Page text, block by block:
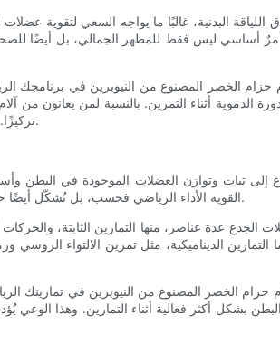
اللياقة البدنية، غالبًا ما يواجه السعي لتقوية
أساسي ليس فقط للمظهر الجمالي، بل أيضًا للصحة
حزام الخصر المصنوع من النيوبرين في
الدموية أثناء التمرين. بالنسبة لمن يعانون
تركيزًا. وباعتباره إضافةً إلى برنامج تمارين متوازن، يُصبح حزام الخصر المصنوع من النيوبرين حليفًا يُساعد المستخدمين على بناء قوة عضلاتهم الأساسية.
ثبات وتوازن العضلات الموجودة في البطن
القوية الأداء الرياضي فحسب، بل تُشكّل أيضًا حاجزًا وقائيًا ضد الإصابات. غالبًا ما ترتبط قوة عضلات الجذع بتحسين وضعية الجسم، وتخفيف آلام الظهر، وتعزيز الأداء في مختلف الأنشطة البدنية.
عدة عناصر، منها التمارين الثابتة،
الديناميكية، مثل تمرين الالتواء
حزام الخصر المصنوع من النيوبرين في تمارينك
بشكل أكثر فعالية أثناء التمارين. وهذا الوعي